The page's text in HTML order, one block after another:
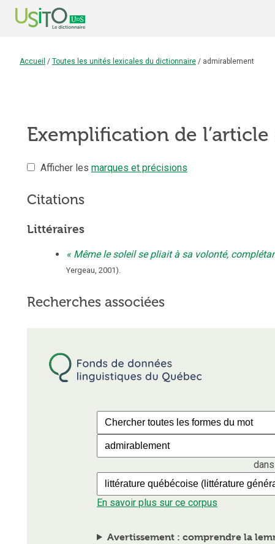
Accueil / Toutes les unités lexicales du dictionnaire / admirablement
Exemplification de l’article
Afficher les marques et précisions
Citations
Littéraires
Même le soleil se pliait à sa volonté,
Yergeau, 2001).
Recherches associées
En savoir plus sur ce corpus
Avertissement : comprendre la